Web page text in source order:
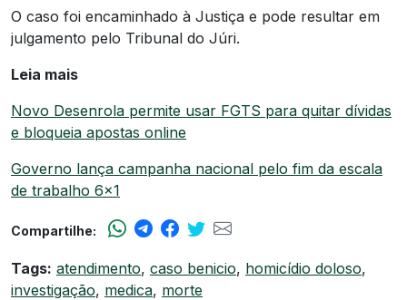
O caso foi encaminhado à Justiça e pode resultar em
julgamento pelo Tribunal do Júri.
Leia mais
Novo Desenrola permite usar FGTS para quitar dívidas
e bloqueia apostas online
Governo lança campanha nacional pelo fim da escala
de trabalho 6×1
Compartilhe:
Tags: atendimento, caso benicio, homicídio doloso,
investigação, medica, morte